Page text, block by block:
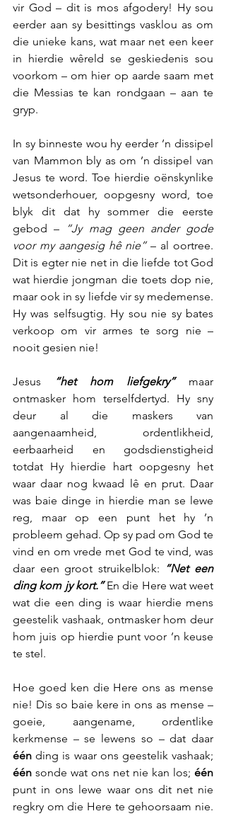
vir God – dit is mos afgodery! Hy sou
eerder aan sy besittings vasklou as om
die unieke kans, wat maar net een keer
in hierdie wêreld se geskiedenis sou
voorkom – om hier op aarde saam met
die Messias te kan rondgaan – aan te
gryp.
In sy binneste wou hy eerder ’n dissipel
van Mammon bly as om ’n dissipel van
Jesus te word. Toe hierdie oënskynlike
wetsonderhouer, oopgesny word, toe
blyk dit dat hy sommer die eerste
gebod –
“Jy mag geen ander gode
voor my aangesig hê nie” – al oortree.
Dit is egter nie net in die liefde tot God
wat hierdie jongman die toets dop nie,
maar ook in sy liefde vir sy medemense.
Hy was selfsugtig. Hy sou nie sy bates
verkoop om vir armes te sorg nie –
nooit gesien nie!
Jesus “het hom liefgekry” maar
ontmasker hom terselfdertyd. Hy sny
deur al die maskers van
aangenaamheid, ordentlikheid,
eerbaarheid en godsdienstigheid
totdat Hy hierdie hart oopgesny het
waar daar nog kwaad lê en prut. Daar
was baie dinge in hierdie man se lewe
reg, maar op een punt het hy ’n
probleem gehad. Op sy pad om God te
vind en om vrede met God te vind, was
daar een groot struikelblok: “Net een
ding kom jy kort.” En die Here wat weet
wat die een ding is waar hierdie mens
geestelik vashaak, ontmasker hom deur
hom juis op hierdie punt voor ’n keuse
te stel.
Hoe goed ken die Here ons as mense
nie! Dis so baie kere in ons as mense –
goeie, aangename, ordentlike
één
één sonde wat ons net nie kan los; één
punt in ons lewe waar ons dit net nie
regkry om die Here te gehoorsaam nie.